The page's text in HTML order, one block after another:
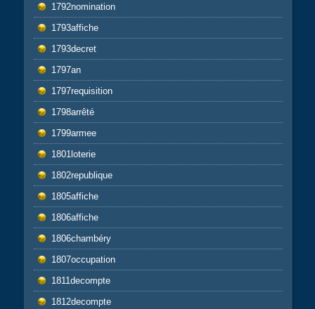
1792nomination
1793affiche
1793decret
1797an
1797requisition
1798arrêté
1799armee
1801loterie
1802republique
1805affiche
1806affiche
1806chambéry
1807occupation
1811decompte
1812decompte